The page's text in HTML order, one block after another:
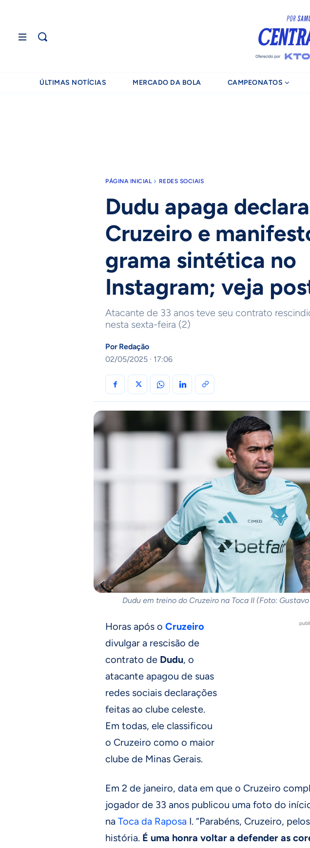
ÚLTIMAS NOTÍCIAS MERCADO DA BOLA CAMPEONATOS
PÁGINA INICIAL REDES SOCIAIS
Dudu apaga
Cruzeiro e
grama sintética no
Instagram; veja
Atacante de 33 anos teve seu contrato
nesta sexta-feira (2)
Por Redação
02/05/2025 · 17:06
Dudu em treino do Cruzeiro na Toca II (Foto:
Horas após o Cruzeiro
divulgar a rescisão de
contrato de Dudu, o
atacante apagou de suas
redes sociais declarações
feitas ao clube celeste.
Em todas, ele classificou
o Cruzeiro como o maior
clube de Minas Gerais.
Em 2 de janeiro, data em que o Cruzeiro
jogador de 33 anos publicou uma foto do
na Toca da Raposa I. “Parabéns, Cruzeiro,
história. É uma honra voltar a defender as